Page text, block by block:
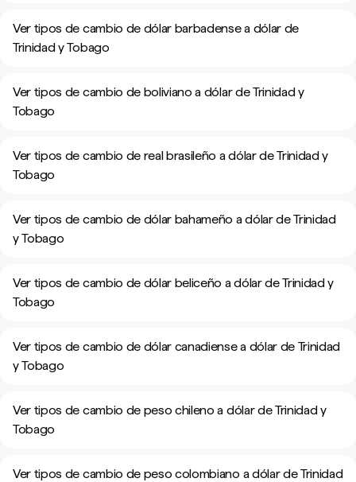
Ver tipos de cambio de dólar barbadense a dólar de
Trinidad y Tobago
Ver tipos de cambio de boliviano a dólar de Trinidad y
Tobago
Ver tipos de cambio de real brasileño a dólar de Trinidad y
Tobago
Ver tipos de cambio de dólar bahameño a dólar de Trinidad
y Tobago
Ver tipos de cambio de dólar beliceño a dólar de Trinidad y
Tobago
Ver tipos de cambio de dólar canadiense a dólar de Trinidad
y Tobago
Ver tipos de cambio de peso chileno a dólar de Trinidad y
Tobago
Ver tipos de cambio de peso colombiano a dólar de Trinidad